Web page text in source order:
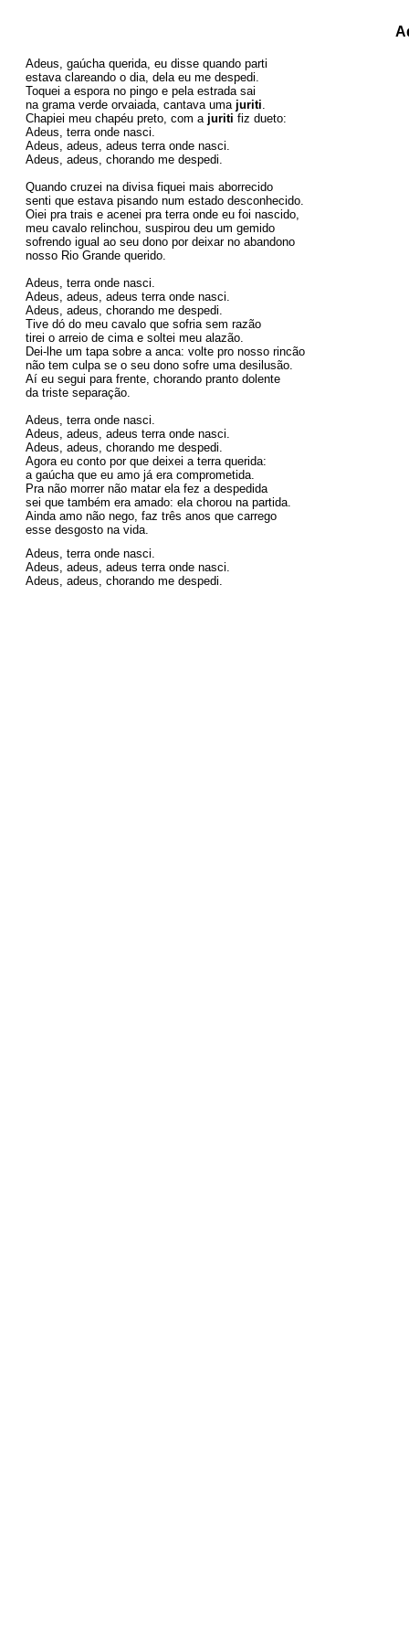
Adeus, gaúcha querida, eu disse quando parti
estava clareando o dia, dela eu me despedi.
Toquei a espora no pingo e pela estrada sai
na grama verde orvaiada, cantava uma juriti.
Chapiei meu chapéu preto, com a juriti fiz dueto:
Adeus, terra onde nasci.
Adeus, adeus, adeus terra onde nasci.
Adeus, adeus, chorando me despedi.
Quando cruzei na divisa fiquei mais aborrecido
senti que estava pisando num estado desconhecido.
Oiei pra trais e acenei pra terra onde eu foi nascido,
meu cavalo relinchou, suspirou deu um gemido
sofrendo igual ao seu dono por deixar no abandono
nosso Rio Grande querido.
Adeus, terra onde nasci.
Adeus, adeus, adeus terra onde nasci.
Adeus, adeus, chorando me despedi.
Tive dó do meu cavalo que sofria sem razão
tirei o arreio de cima e soltei meu alazão.
Dei-lhe um tapa sobre a anca: volte pro nosso rincão
não tem culpa se o seu dono sofre uma desilusão.
Aí eu segui para frente, chorando pranto dolente
da triste separação.
Adeus, terra onde nasci.
Adeus, adeus, adeus terra onde nasci.
Adeus, adeus, chorando me despedi.
Agora eu conto por que deixei a terra querida:
a gaúcha que eu amo já era comprometida.
Pra não morrer não matar ela fez a despedida
sei que também era amado: ela chorou na partida.
Ainda amo não nego, faz três anos que carrego
esse desgosto na vida.
Adeus, terra onde nasci.
Adeus, adeus, adeus terra onde nasci.
Adeus, adeus, chorando me despedi.